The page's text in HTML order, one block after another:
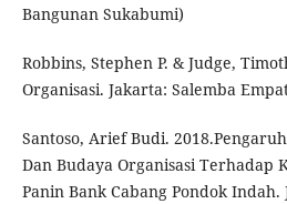
Bangunan Sukabumi)
Robbins, Stephen P. & Judge,
Organisasi. Jakarta: Salemba
Santoso, Arief Budi.
Dan Budaya Organisasi Terhadap
Panin Bank Cabang Pondok Indah.